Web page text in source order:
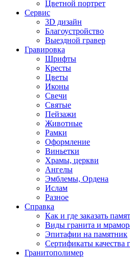
Цветной портрет
Сервис
3D дизайн
Благоустройство
Выездной гравер
Гравировка
Шрифты
Кресты
Цветы
Иконы
Свечи
Святые
Пейзажи
Животные
Рамки
Оформление
Виньетки
Храмы, церкви
Ангелы
Эмблемы, Ордена
Ислам
Разное
Справка
Как и где заказать
Виды гранита и
Эпитафии на памятник
Сертификаты качества
Гранитополимер